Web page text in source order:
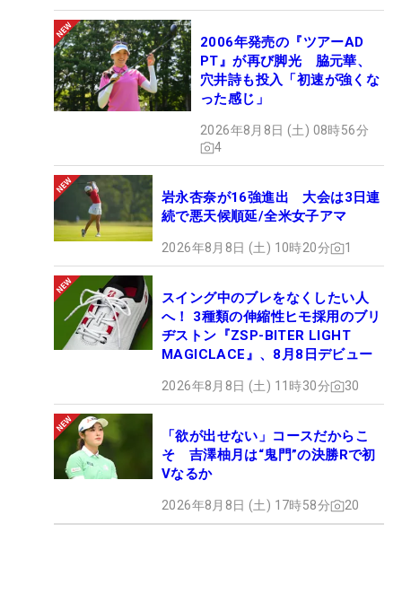
2006年発売の『ツアーAD
PT』が再び脚光 脇元華、
穴井詩も投入「初速が強くな
った感じ」
2026年8月8日 (土) 08時56分
4
岩永杏奈が16強進出 大会は3日連
続で悪天候順延/全米女子アマ
2026年8月8日 (土) 10時20分 1
スイング中のブレをなくしたい人
へ！ 3種類の伸縮性ヒモ採用のブリ
ヂストン『ZSP-BITER LIGHT
MAGICLACE』、8月8日デビュー
2026年8月8日 (土) 11時30分 30
「欲が出せない」コースだからこ
そ 吉澤柚月は“鬼門”の決勝Rで初
Vなるか
2026年8月8日 (土) 17時58分 20